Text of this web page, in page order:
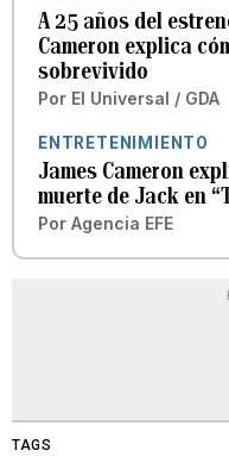
A 25 años del
Cameron explica
sobrevivido
Por El Universal / GDA
ENTRETENIMIENTO
James Cameron
muerte de Jack en
Por Agencia EFE
TAGS